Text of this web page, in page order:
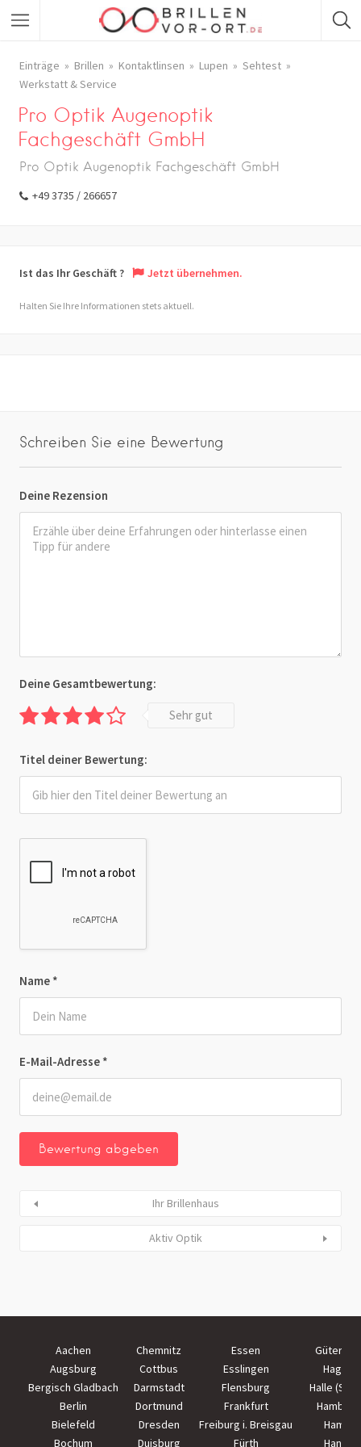
Einträge Brillen Kontaktlinsen Lupen
Sehtest
Werkstatt & Service
Pro Optik Augenoptik
Fachgeschäft GmbH
Pro Optik Augenoptik Fachgeschäft GmbH
+49 3735 / 266657
Ist das Ihr Geschäft ? Jetzt übernehmen.
Halten Sie Ihre Informationen stets aktuell.
Schreiben Sie eine Bewertung
Deine Rezension
Name *
E-Mail-Adresse *
Deine Gesamtbewertung:
Sehr gut
Titel deiner Bewertung:
Ihr Brillenhaus
Aktiv Optik
Aachen Chemnitz Essen
Augsburg
Cottbus Esslingen
Hagen
Bergisch Gladbach
Darmstadt Flensburg
Halle
Berlin
Dortmund Frankfurt
Hamburg
Bielefeld
Dresden Freiburg i. Breisgau
Hamm
Bochum
Duisburg Fürth Hanau